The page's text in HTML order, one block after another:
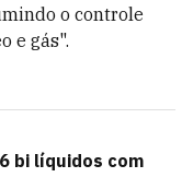
o controle
e gás".
bi líquidos com